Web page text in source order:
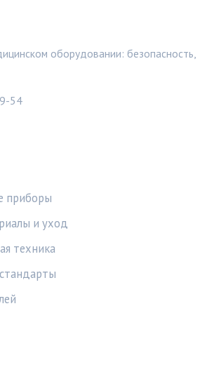
оборудовании: безопасность,
54
приборы
и уход
техника